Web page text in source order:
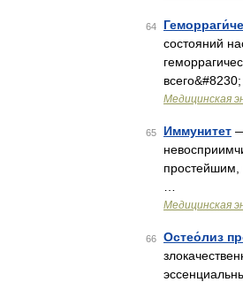
64
состояний
всего&#8230;
Медицинская
65 Иммунитет
простейшим,
Медицинская
66 Остео́лиз